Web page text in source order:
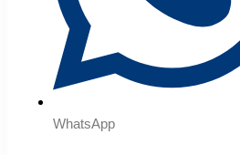
WhatsApp